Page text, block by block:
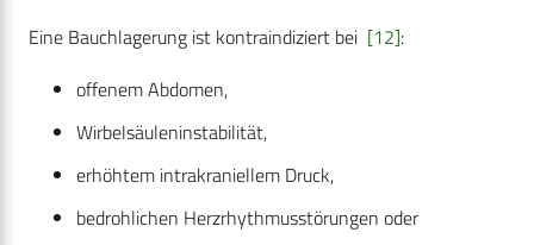
Eine Bauchlagerung ist kontraindiziert bei [12]:
offenem Abdomen,
Wirbelsäuleninstabilität,
erhöhtem intrakraniellem Druck,
bedrohlichen Herzrhythmusstörungen oder